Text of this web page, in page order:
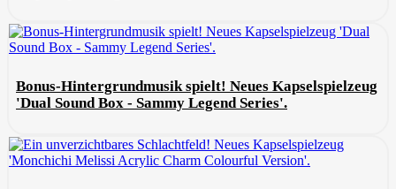
Bonus-Hintergrundmusik spielt! Neues Kapselspielzeug
'Dual Sound Box - Sammy Legend Series'.